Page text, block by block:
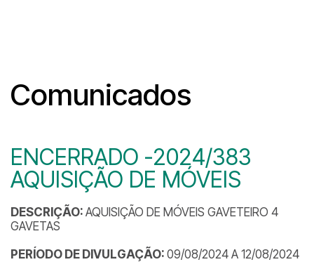
Comunicados
ENCERRADO -2024/383
AQUISIÇÃO DE MÓVEIS
DESCRIÇÃO: AQUISIÇÃO DE MÓVEIS GAVETEIRO 4
GAVETAS
PERÍODO DE DIVULGAÇÃO: 09/08/2024 A 12/08/2024